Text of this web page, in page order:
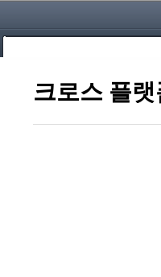
크로스 플